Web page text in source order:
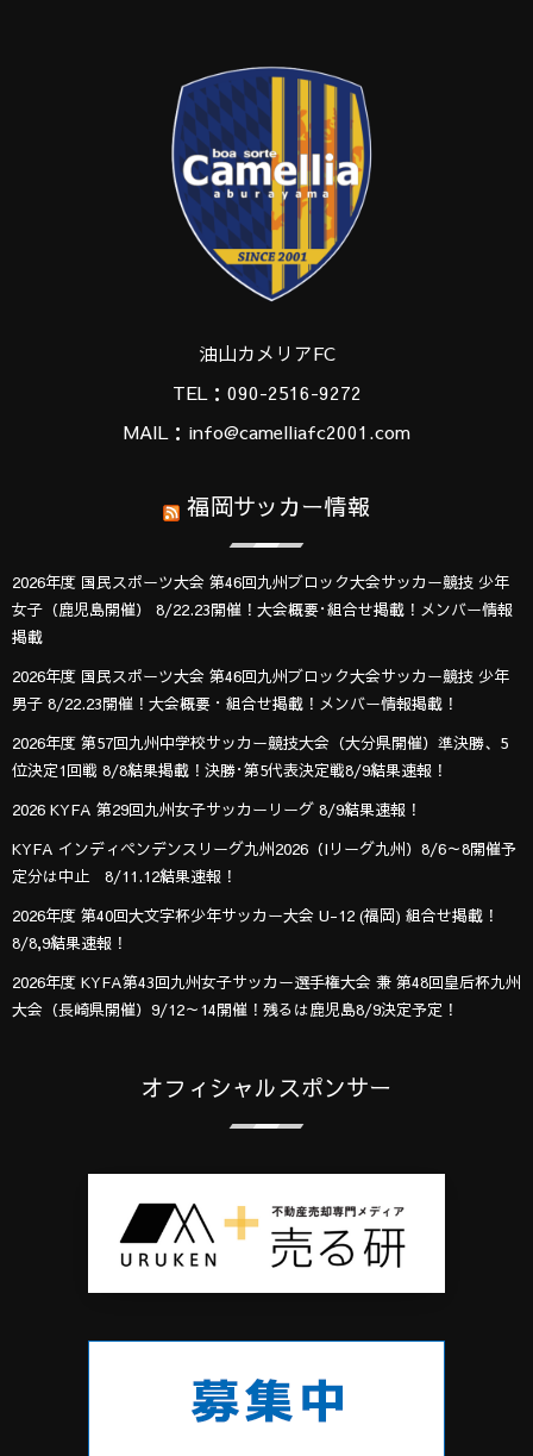
油山カメリアFC
TEL：090-2516-9272
MAIL：info@camelliafc2001.com
福岡サッカー情報
2026年度 国民スポーツ大会 第46回九州ブロック大会サッカー競技 少年
女子（鹿児島開催） 8/22.23開催！大会概要･組合せ掲載！メンバー情報
掲載
2026年度 国民スポーツ大会 第46回九州ブロック大会サッカー競技 少年
男子 8/22.23開催！大会概要・組合せ掲載！メンバー情報掲載！
2026年度 第57回九州中学校サッカー競技大会（大分県開催）準決勝、5
位決定1回戦 8/8結果掲載！決勝･第5代表決定戦8/9結果速報！
2026 KYFA 第29回九州女子サッカーリーグ 8/9結果速報！
KYFA インディペンデンスリーグ九州2026（Iリーグ九州）8/6～8開催予
定分は中止 8/11.12結果速報！
2026年度 第40回大文字杯少年サッカー大会 U-12 (福岡) 組合せ掲載！
8/8,9結果速報！
2026年度 KYFA第43回九州女子サッカー選手権大会 兼 第48回皇后杯九州
大会（長崎県開催）9/12～14開催！残るは鹿児島8/9決定予定！
オフィシャルスポンサー